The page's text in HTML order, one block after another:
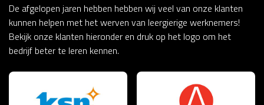
De afgelopen jaren hebben hebben wij veel van onze klanten
kunnen helpen met het werven van leergierige werknemers!
Bekijk onze klanten hieronder en druk op het logo om het
bedrijf beter te leren kennen.